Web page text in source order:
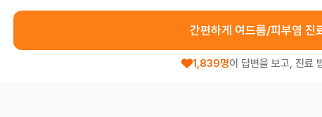
간편하게 여드름/피부염 진
1,839명이 답변을 보고, 진료